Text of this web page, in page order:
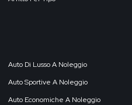
Auto Di Lusso A Noleggio
Auto Sportive A Noleggio
Auto Economiche A Noleggio